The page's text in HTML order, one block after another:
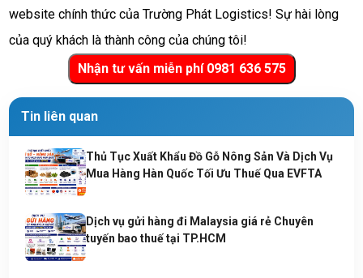
website chính thức của Trường Phát Logistics! Sự hài lòng
của quý khách là thành công của chúng tôi!
Tin liên quan
Thủ Tục Xuất Khẩu Đồ Gỗ Nông Sản Và Dịch Vụ
Mua Hàng Hàn Quốc Tối Ưu Thuế Qua EVFTA
Dịch vụ gửi hàng đi Malaysia giá rẻ Chuyên
tuyến bao thuế tại TP.HCM